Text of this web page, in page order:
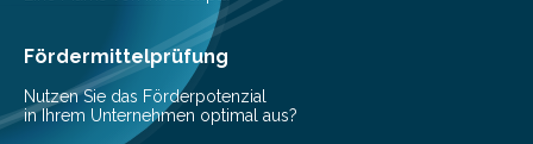
amphibius) in Mitteleuropa vor ungefähr…
Fördermittelprüfung
Nutzen Sie das Förderpotenzial
in Ihrem Unternehmen optimal aus?